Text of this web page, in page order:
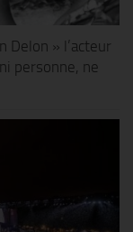
Delon » l’acteur
personne, ne